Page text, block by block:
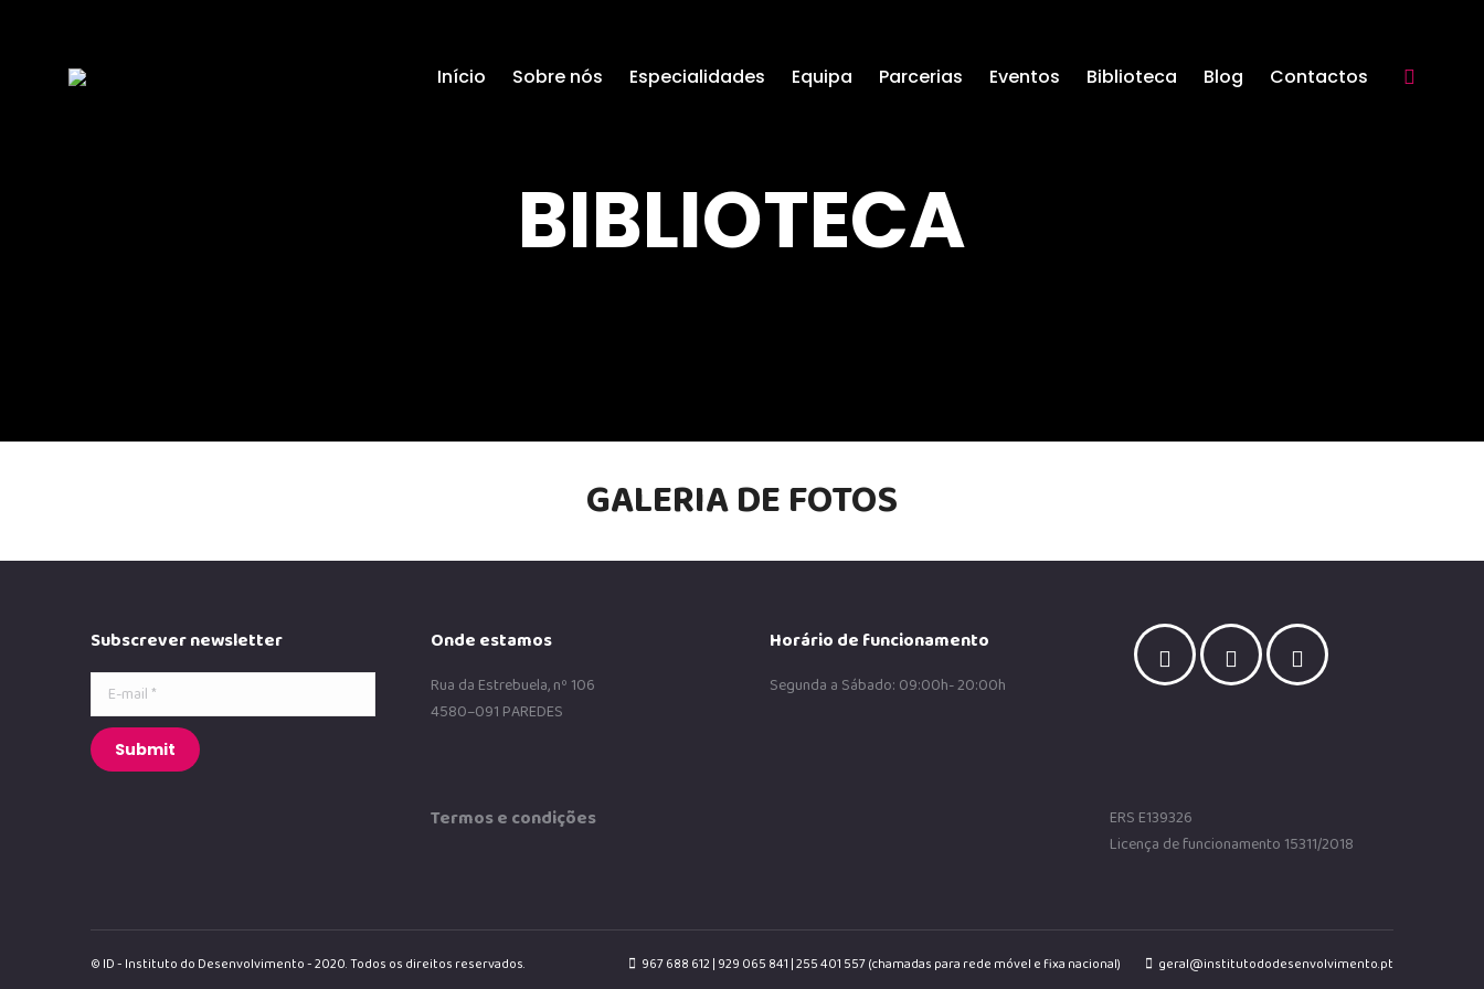
Início Sobre nós Especialidades Equipa Parcerias Eventos Biblioteca Blog Contactos Search:
BIBLIOTECA
GALERIA DE FOTOS
Subscrever newsletter
E-mail *
Submit
Onde estamos
Rua da Estrebuela, nº 106
4580–091 PAREDES
Horário de funcionamento
Segunda a Sábado: 09:00h- 20:00h
Termos e condições
ERS E139326
Licença de funcionamento 15311/2018
© ID - Instituto do Desenvolvimento - 2020. Todos os direitos reservados. 967 688 612 | 929 065 841 | 255 401 557 (chamadas para rede móvel e fixa nacional) geral@institutododesenvolvimento.pt